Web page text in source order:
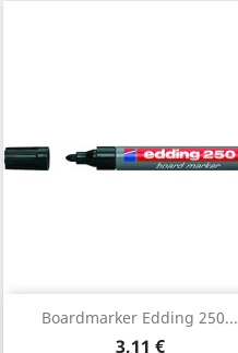
Boardmarker Edding 250...
Preis
3,11 €